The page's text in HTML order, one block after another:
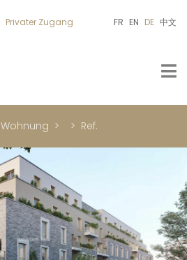
Privater Zugang FR EN DE 中文
Wohnung Ref.